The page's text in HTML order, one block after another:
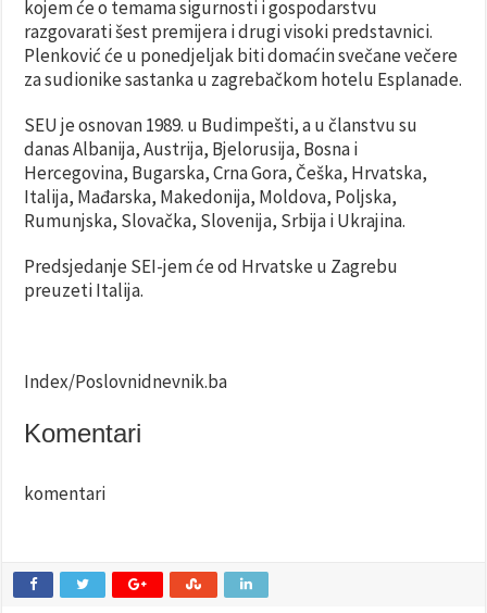
kojem će o temama sigurnosti i gospodarstvu
razgovarati šest premijera i drugi visoki predstavnici.
Plenković će u ponedjeljak biti domaćin svečane večere
za sudionike sastanka u zagrebačkom hotelu Esplanade.
SEU je osnovan 1989. u Budimpešti, a u članstvu su
danas Albanija, Austrija, Bjelorusija, Bosna i
Hercegovina, Bugarska, Crna Gora, Češka, Hrvatska,
Italija, Mađarska, Makedonija, Moldova, Poljska,
Rumunjska, Slovačka, Slovenija, Srbija i Ukrajina.
Predsjedanje SEI-jem će od Hrvatske u Zagrebu
preuzeti Italija.
Index/Poslovnidnevnik.ba
Komentari
komentari